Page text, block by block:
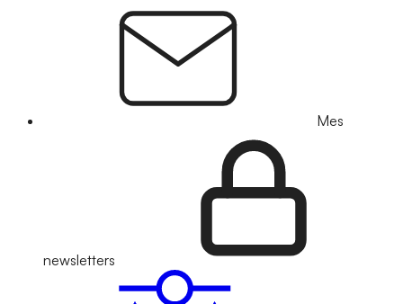
Mes
newsletters